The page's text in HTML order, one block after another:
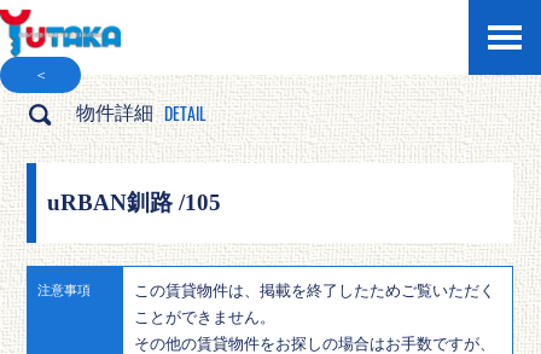
＜
物件詳細 DETAIL
uRBAN釧路 /105
注意事項
この賃貸物件は、掲載を終了したためご覧いただく
ことができません。
その他の賃貸物件をお探しの場合はお手数ですが、